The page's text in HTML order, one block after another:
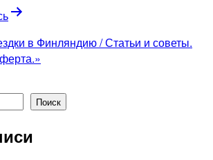
в Финляндию / Статьи и советы.
Поиск